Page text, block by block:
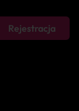
Rejestracja